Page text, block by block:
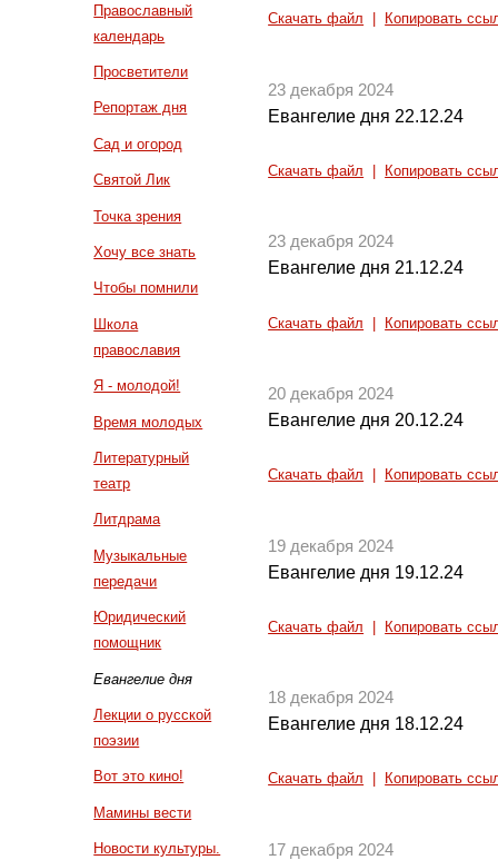
Православный
календарь
Просветители
Репортаж дня
Сад и огород
Святой Лик
Точка зрения
Хочу все знать
Чтобы помнили
Школа
православия
Я - молодой!
Время молодых
Литературный
театр
Литдрама
Музыкальные
передачи
Юридический
помощник
Евангелие дня
Лекции о русской
поэзии
Вот это кино!
Мамины вести
Новости культуры.
Скачать файл Копировать
23 декабря 2024
Евангелие дня 22.12.24
Скачать файл Копировать
23 декабря 2024
Евангелие дня 21.12.24
Скачать файл Копировать
20 декабря 2024
Евангелие дня 20.12.24
Скачать файл Копировать
19 декабря 2024
Евангелие дня 19.12.24
Скачать файл Копировать
18 декабря 2024
Евангелие дня 18.12.24
Скачать файл Копировать
17 декабря 2024